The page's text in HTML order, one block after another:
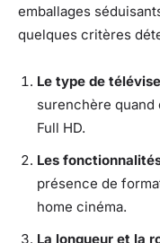
emballages
quelques critères
Le type de
surenchère quand
Full HD.
Les
présence de
home cinéma.
La longueur et la